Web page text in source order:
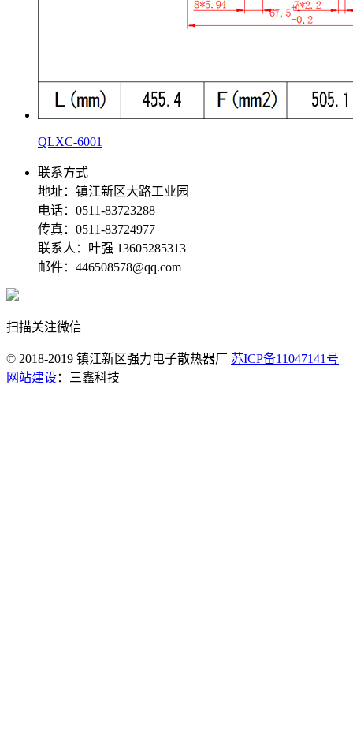
QLXC-6001
联系方式
地址：镇江新区大路工业园
电话：0511-83723288
传真：0511-83724977
联系人：叶强 13605285313
邮件：446508578@qq.com
扫描关注微信
© 2018-2019 镇江新区强力电子散热器厂 苏ICP备11047141号
网站建设：三鑫科技